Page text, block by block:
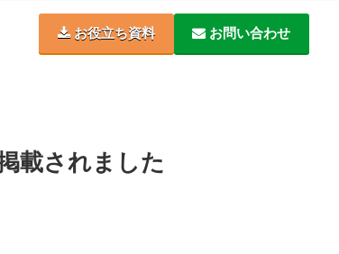
お役立ち資料 お問い合わせ
載されました